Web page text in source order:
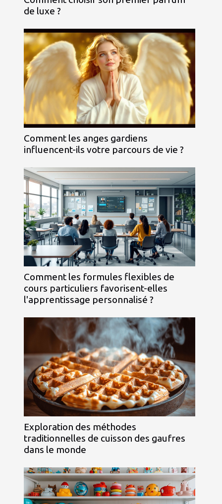
de luxe ?
Comment les anges gardiens
influencent-ils votre parcours de vie ?
Comment les formules flexibles de
cours particuliers favorisent-elles
l'apprentissage personnalisé ?
Exploration des méthodes
traditionnelles de cuisson des gaufres
dans le monde